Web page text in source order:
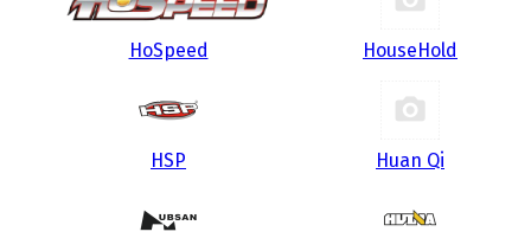
HoSpeed HouseHold
HSP Huan Qi